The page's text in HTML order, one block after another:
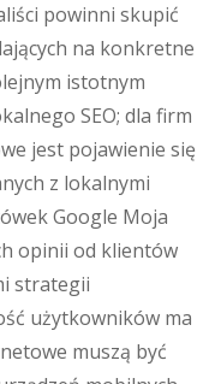
powinni skupić
na konkretne
istotnym
SEO; dla firm
jest pojawienie się
z lokalnymi
Google Moja
opinii od klientów
strategii
użytkowników ma
muszą być